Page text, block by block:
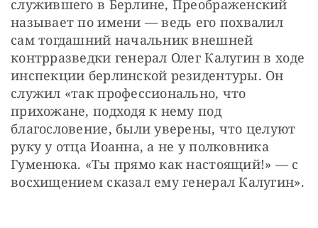
служившего в Берлине, Преображенский
называет по имени — ведь его похвалил
сам тогдашний начальник внешней
контрразведки генерал Олег Калугин в ходе
инспекции берлинской резидентуры. Он
служил «так профессионально, что
прихожане, подходя к нему под
благословение, были уверены, что целуют
руку у отца Иоанна, а не у полковника
Гуменюка. «Ты прямо как настоящий!» — с
восхищением сказал ему генерал Калугин».